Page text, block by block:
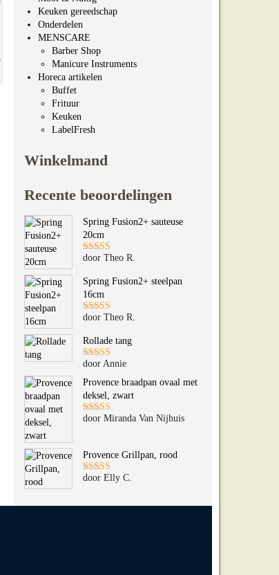
Keuken gereedschap
Onderdelen
MENSCARE
Barber Shop
Manicure Instruments
Horeca artikelen
Buffet
Frituur
Keuken
LabelFresh
Winkelmand
Recente beoordelingen
Spring Fusion2+ sauteuse
20cm
Gewaardeerd
door Theo R.
Spring Fusion2+ steelpan
16cm
Gewaardeerd
door Theo R.
Rollade tang
Gewaardeerd
5uit 5
door Annie
Provence braadpan ovaal met
deksel, zwart
Gewaardeerd
door Miranda Van Nijhuis
Provence Grillpan, rood
Gewaardeerd
door Elly C.